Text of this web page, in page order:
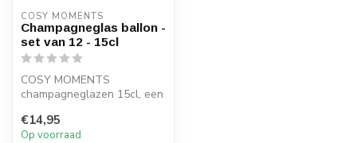
COSY MOMENTS
Champagneglas ballon -
set van 12 - 15cl
COSY MOMENTS
champagneglazen 15cl, een
en tijdloze gl...
€14,95
Op voorraad